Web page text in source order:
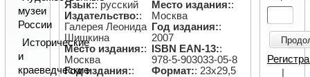
Язык:: русский
Издательство::
Галерея Леонида
Шишкина
Место издания::
Москва
Год издания::
Место издания::
Москва
Год издания::
2007
ISBN EAN-13::
978-5-903033-05-8
Формат:: 23х29,5
музеи
России
Исторические
и
краеведческие